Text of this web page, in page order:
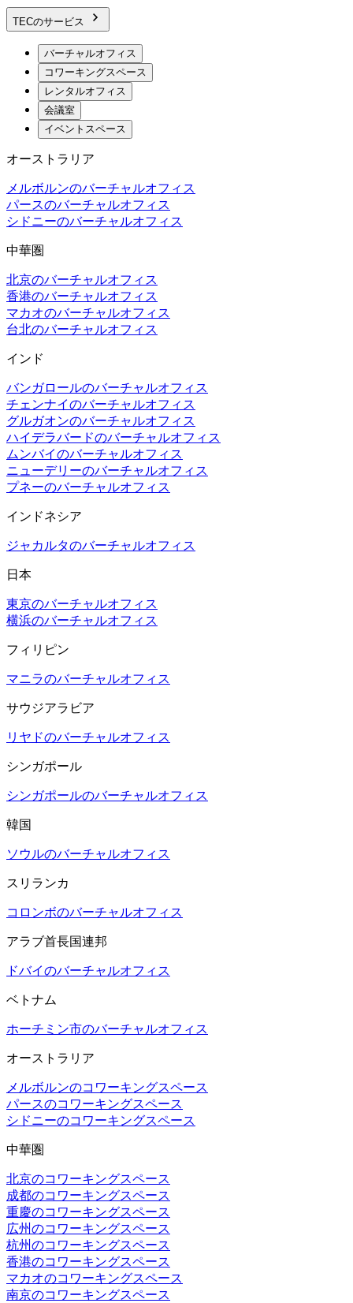
TECのサービス
バーチャルオフィス
コワーキングスペース
レンタルオフィス
会議室
イベントスペース
オーストラリア
メルボルンのバーチャルオフィス
パースのバーチャルオフィス
シドニーのバーチャルオフィス
中華圏
北京のバーチャルオフィス
香港のバーチャルオフィス
マカオのバーチャルオフィス
台北のバーチャルオフィス
インド
バンガロールのバーチャルオフィス
チェンナイのバーチャルオフィス
グルガオンのバーチャルオフィス
ハイデラバードのバーチャルオフィス
ムンバイのバーチャルオフィス
ニューデリーのバーチャルオフィス
プネーのバーチャルオフィス
インドネシア
ジャカルタのバーチャルオフィス
日本
東京のバーチャルオフィス
横浜のバーチャルオフィス
フィリピン
マニラのバーチャルオフィス
サウジアラビア
リヤドのバーチャルオフィス
シンガポール
シンガポールのバーチャルオフィス
韓国
ソウルのバーチャルオフィス
スリランカ
コロンボのバーチャルオフィス
アラブ首長国連邦
ドバイのバーチャルオフィス
ベトナム
ホーチミン市のバーチャルオフィス
オーストラリア
メルボルンのコワーキングスペース
パースのコワーキングスペース
シドニーのコワーキングスペース
中華圏
北京のコワーキングスペース
成都のコワーキングスペース
重慶のコワーキングスペース
広州のコワーキングスペース
杭州のコワーキングスペース
香港のコワーキングスペース
マカオのコワーキングスペース
南京のコワーキングスペース